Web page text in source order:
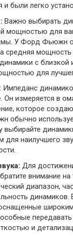
и были легко
Важно выбирать
мощностью для
У Форд Фьюжн
средняя
с близкой
для
Импеданс
Он измеряется в
которое
обычно
выбирайте
для наилучшего
Для
внимание
диапазон,
динамиков.
и